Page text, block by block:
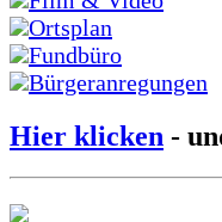
Ortsplan
Fundbüro
Bürgeranregungen
Hier klicken -